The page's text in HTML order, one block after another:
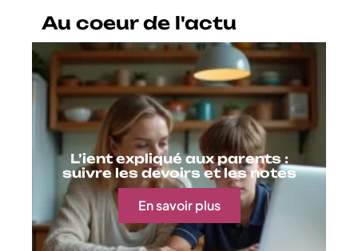
Au coeur de l'actu
L’ient expliqué aux parents :
suivre les devoirs et les notes
En savoir plus